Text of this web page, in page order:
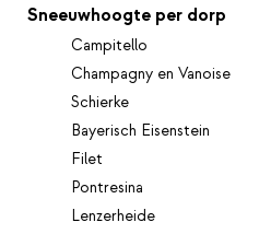
Sneeuwhoogte per dorp
Campitello
Champagny en Vanoise
Schierke
Bayerisch Eisenstein
Filet
Pontresina
Lenzerheide